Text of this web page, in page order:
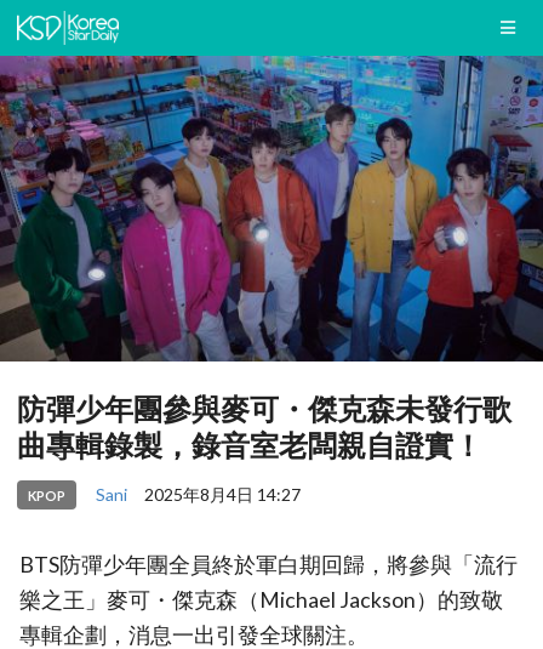
防彈少年團參與麥可・傑克森未發行歌
曲專輯錄製，錄音室老闆親自證實！
KPOP Sani 2025年8月4日 14:27
BTS防彈少年團全員終於軍白期回歸，將參與「流行
樂之王」麥可・傑克森（Michael Jackson）的致敬
專輯企劃，消息一出引發全球關注。